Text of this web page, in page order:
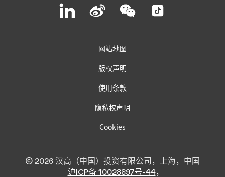
Join
on
Join
us
on
Join
us
Join
on
网站地图
版权声明
使用条款
隐私权声明
Cookies
© 2026 汉高（中国）投资有限公司，上海，中国
沪ICP备 10028897号-44，